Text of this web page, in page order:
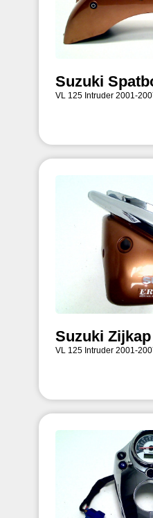
Suzuki
VL 125 Intruder 2001-
Suzuki
VL 125 Intruder 2001-